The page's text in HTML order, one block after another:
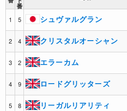
番
1 5 シュヴァルグラン
2 4 クリスタルオーシャン
3 2 エラーカム
4 9 ロードグリッターズ
5 8 リーガルリアリティ